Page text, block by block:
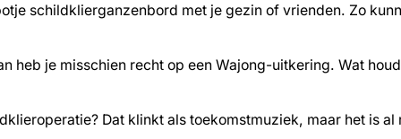
schildklierganzenbord met je gezin of vrienden. Zo
heb je misschien recht op een Wajong-uitkering. Wat
Dat klinkt als toekomstmuziek, maar het is